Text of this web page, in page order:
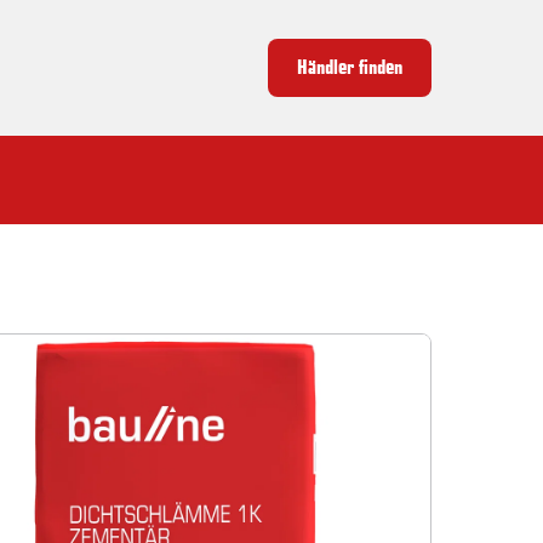
Händler finden